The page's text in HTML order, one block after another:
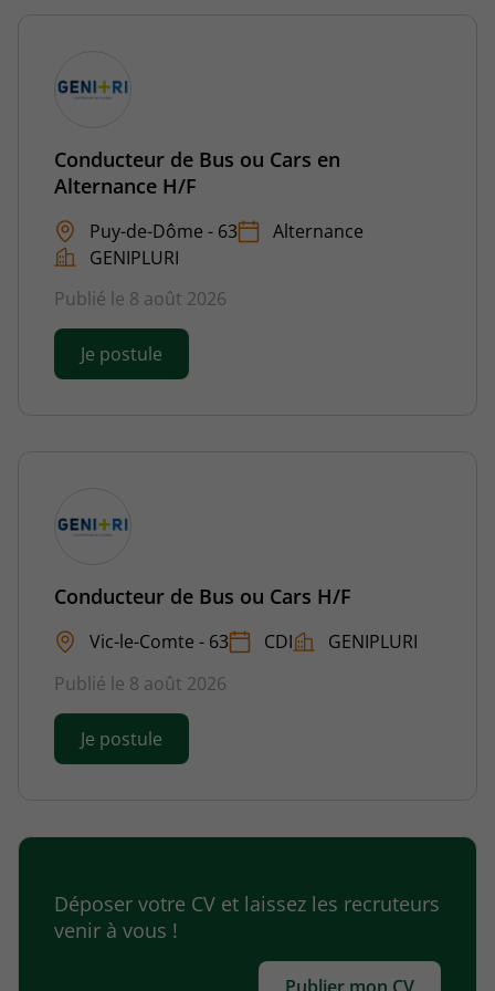
Conducteur de Bus ou Cars en
Alternance H/F
Puy-de-Dôme - 63
Alternance
GENIPLURI
Publié le 8 août 2026
Je postule
Conducteur de Bus ou Cars H/F
Vic-le-Comte - 63 CDI
GENIPLURI
Publié le 8 août 2026
Je postule
Déposer votre CV et laissez les recruteurs
venir à vous !